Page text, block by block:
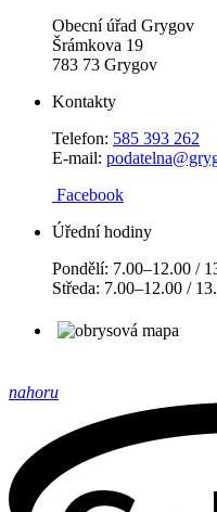
Obecní úřad Grygov
Šrámkova 19
783 73 Grygov
Kontakty
Telefon: 585 393 262
E-mail:
Facebook
Úřední hodiny
Pondělí: 7.00–12.00 /
Středa: 7.00–12.00 /
nahoru